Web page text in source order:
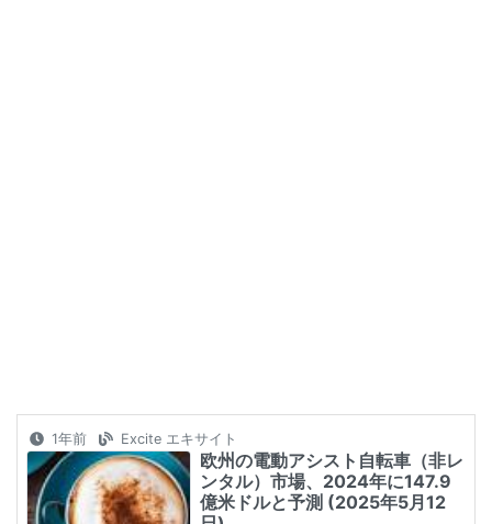
1年前 Excite エキサイト
欧州の電動アシスト自転車（非レ
ンタル）市場、2024年に147.9
億米ドルと予測 (2025年5月12